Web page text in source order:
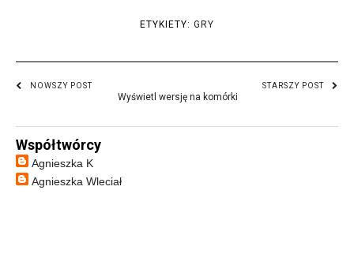
ETYKIETY: GRY
NOWSZY POST STARSZY POST
Wyświetl wersję na komórki
Współtwórcy
Agnieszka K
Agnieszka Wleciał